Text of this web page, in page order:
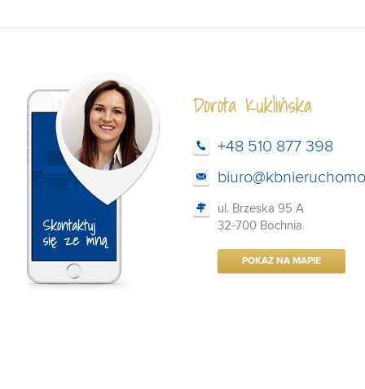
+48 510 877 398
ul. Brzeska 95 A
32-700 Bochnia
POKAŻ NA MAPIE